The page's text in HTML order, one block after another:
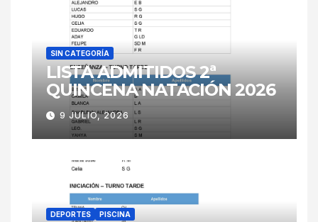
SIN CATEGORÍA
LISTA ADMITIDOS 2ª
QUINCENA NATACIÓN 2026
9 JULIO, 2026
DEPORTES PISCINA